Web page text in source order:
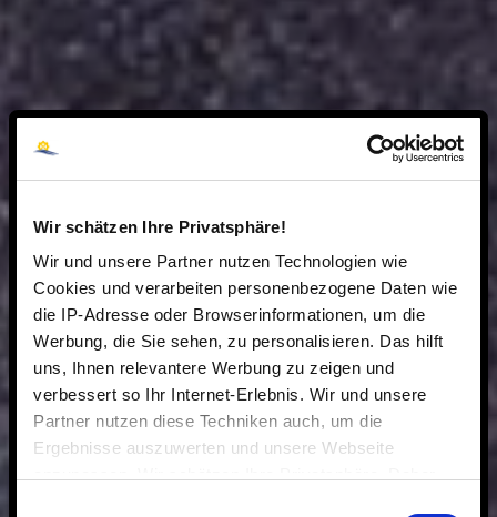
Wir schätzen Ihre Privatsphäre!
Wir und unsere Partner nutzen Technologien wie
Cookies und verarbeiten personenbezogene Daten wie
die IP-Adresse oder Browserinformationen, um die
Werbung, die Sie sehen, zu personalisieren. Das hilft
uns, Ihnen relevantere Werbung zu zeigen und
verbessert so Ihr Internet-Erlebnis. Wir und unsere
Partner nutzen diese Techniken auch, um die
Ergebnisse auszuwerten und unsere Webseite